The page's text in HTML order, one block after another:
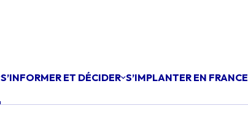
S’INFORMER ET DÉCIDER S’IMPLANTER EN FRANCE